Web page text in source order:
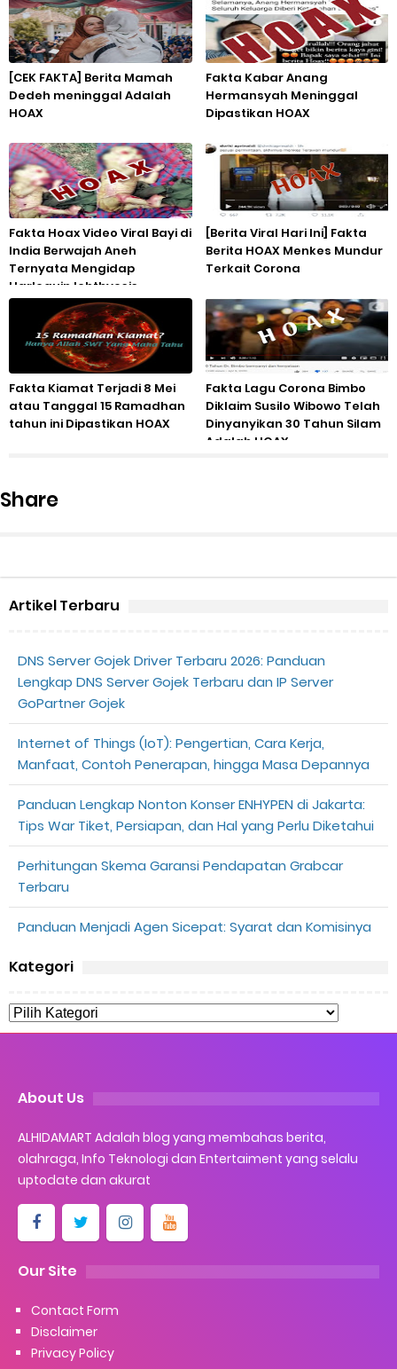
[CEK FAKTA] Berita Mamah
Dedeh meninggal Adalah
HOAX
Fakta Kabar Anang
Hermansyah Meninggal
Dipastikan HOAX
Fakta Hoax Video Viral Bayi di
India Berwajah Aneh
Ternyata Mengidap
Harlequin Ichthyosis
[Berita Viral Hari Ini] Fakta
Berita HOAX Menkes Mundur
Terkait Corona
Fakta Kiamat Terjadi 8 Mei
atau Tanggal 15 Ramadhan
tahun ini Dipastikan HOAX
Fakta Lagu Corona Bimbo
Diklaim Susilo Wibowo Telah
Dinyanyikan 30 Tahun Silam
Adalah HOAX
Share
Artikel Terbaru
DNS Server Gojek Driver Terbaru 2026: Panduan
Lengkap DNS Server Gojek Terbaru dan IP Server
GoPartner Gojek
Internet of Things (IoT): Pengertian, Cara Kerja,
Manfaat, Contoh Penerapan, hingga Masa Depannya
Panduan Lengkap Nonton Konser ENHYPEN di Jakarta:
Tips War Tiket, Persiapan, dan Hal yang Perlu Diketahui
Perhitungan Skema Garansi Pendapatan Grabcar
Terbaru
Panduan Menjadi Agen Sicepat: Syarat dan Komisinya
Kategori
About Us
ALHIDAMART Adalah blog yang membahas berita,
olahraga, Info Teknologi dan Entertaiment yang selalu
uptodate dan akurat
Our Site
Contact Form
Disclaimer
Privacy Policy